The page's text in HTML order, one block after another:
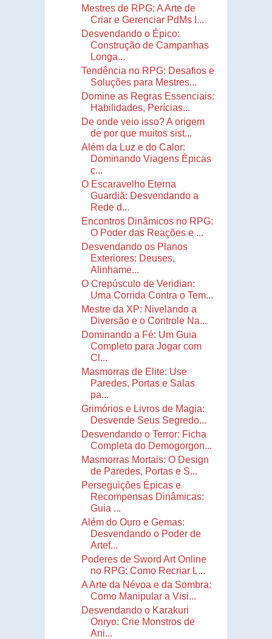
Mestres de RPG: A Arte de
Criar e Gerenciar PdMs I...
Desvendando o Épico:
Construção de Campanhas
Longa...
Tendência no RPG: Desafios e
Soluções para Mestres...
Domine as Regras Essenciais:
Habilidades, Perícias...
De onde veio isso? A origem
de por que muitos sist...
Além da Luz e do Calor:
Dominando Viagens Épicas
c...
O Escaravelho Eterna
Guardiã: Desvendando a
Rede d...
Encontros Dinâmicos no RPG:
O Poder das Reações e ...
Desvendando os Planos
Exteriores: Deuses,
Alinhame...
O Crepúsculo de Veridian:
Uma Corrida Contra o Tem...
Mestre da XP: Nivelando a
Diversão e o Controle Na...
Dominando a Fé: Um Guia
Completo para Jogar com
Cl...
Masmorras de Elite: Use
Paredes, Portas e Salas
pa...
Grimórios e Livros de Magia:
Desvende Seus Segredo...
Desvendando o Terror: Ficha
Completa do Demogorgon...
Masmorras Mortais: O Design
de Paredes, Portas e S...
Perseguições Épicas e
Recompensas Dinâmicas:
Guia ...
Além do Ouro e Gemas:
Desvendando o Poder de
Artef...
Poderes de Sword Art Online
no RPG: Como Recriar L...
A Arte da Névoa e da Sombra:
Como Manipular a Visi...
Desvendando o Karakuri
Onryo: Crie Monstros de
Ani...